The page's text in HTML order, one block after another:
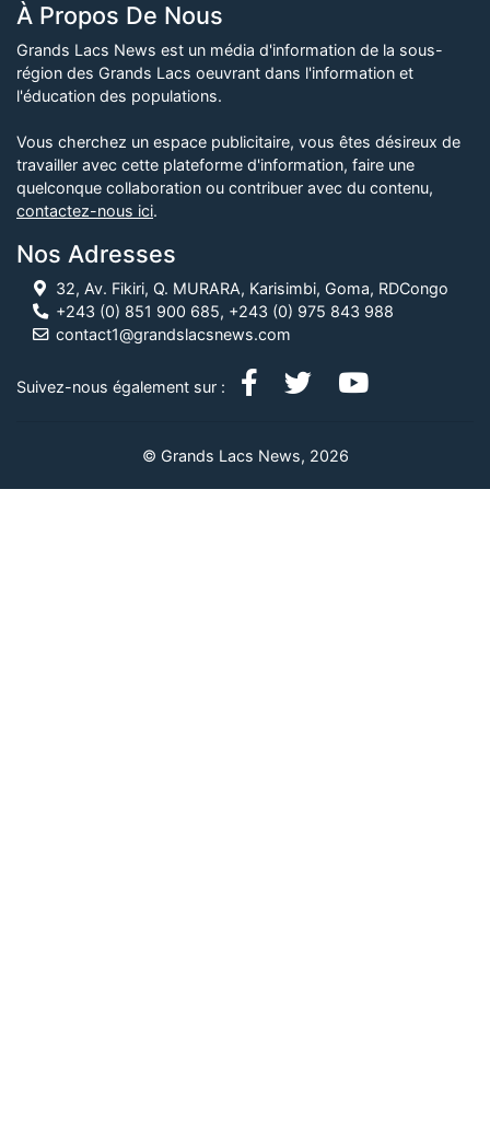
À Propos De Nous
Grands Lacs News est un média d'information de la sous-
région des Grands Lacs oeuvrant dans l'information et
l'éducation des populations.
Vous cherchez un espace publicitaire, vous êtes désireux de
travailler avec cette plateforme d'information, faire une
quelconque collaboration ou contribuer avec du contenu,
contactez-nous ici.
Nos Adresses
32, Av. Fikiri, Q. MURARA, Karisimbi, Goma, RDCongo
+243 (0) 851 900 685, +243 (0) 975 843 988
contact1@grandslacsnews.com
Suivez-nous également sur :
© Grands Lacs News, 2026